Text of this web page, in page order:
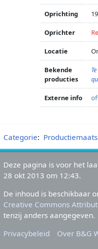
Oprichting
Oprichter
Locatie
Bekende
producties
Externe info
Categorie:
Deze pagina is voor het
28 okt 2013 om 12:43.
De inhoud is beschikbaar
Creative Commons
tenzij anders aangegeven.
Privacybeleid
Over B&G